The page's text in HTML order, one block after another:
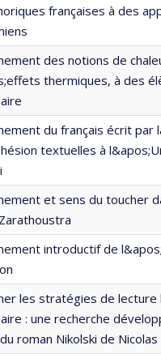
françaises à des
des notions de
thermiques, à des
du français écrit par
textuelles à
et sens du toucher
introductif de
les stratégies de lecture
: une recherche
roman Nikolski de Nicolas